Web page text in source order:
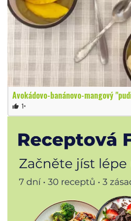
Avokádovo-banánovo-mangový
thumb_up 1×